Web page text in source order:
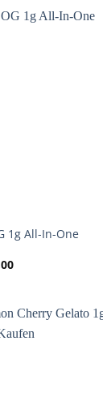
1g All-In-One
Preisspanne: